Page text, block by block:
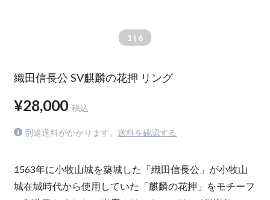
1 | 6
織田信長公 SV麒麟の花押 リング
¥28,000 税込
別途送料がかかります。 送料を確認する
1563年に小牧山城を築城した「織田信長公」が小牧山
城在城時代から使用していた「麒麟の花押」をモチーフ